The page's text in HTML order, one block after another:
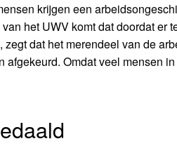
krijgen een
het UWV komt dat doordat
zegt dat het merendeel van de
afgekeurd. Omdat veel mensen